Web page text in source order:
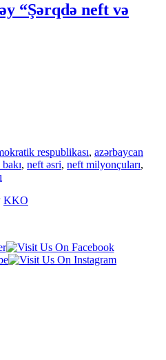
“Şərqdə neft və
respublikası, azərbaycan
, neft əsri, neft milyonçuları,
KKO